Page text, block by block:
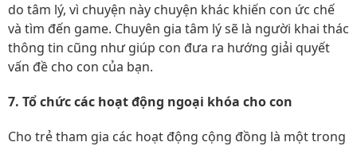
do tâm lý, vì chuyện này chuyện khác khiến con ức chế
và tìm đến game. Chuyên gia tâm lý sẽ là người khai thác
thông tin cũng như giúp con đưa ra hướng giải quyết
vấn đề cho con của bạn.
7. Tổ chức các hoạt động ngoại khóa cho con
Cho trẻ tham gia các hoạt động cộng đồng là một trong